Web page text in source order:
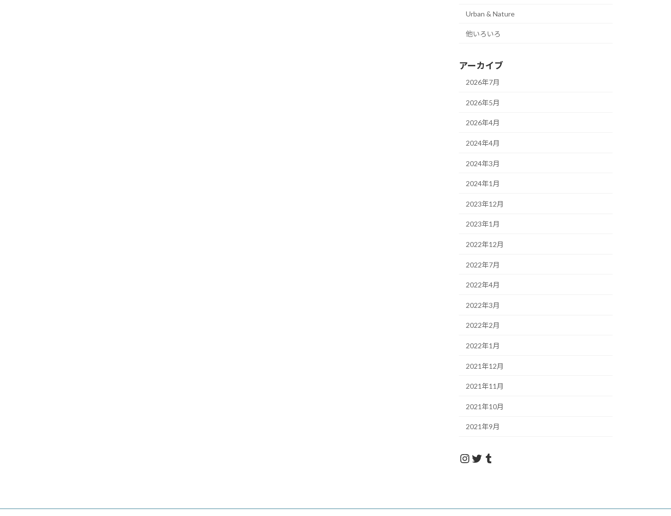
Urban & Nature
他いろいろ
アーカイブ
2026年7月
2026年5月
2026年4月
2024年4月
2024年3月
2024年1月
2023年12月
2023年1月
2022年12月
2022年7月
2022年4月
2022年3月
2022年2月
2022年1月
2021年12月
2021年11月
2021年10月
2021年9月
insta_nanahachi
twitter_nanahachi
Tumblr